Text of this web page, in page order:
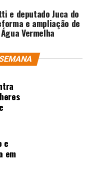
e deputado Juca do
e ampliação de
Vermelha
e
em